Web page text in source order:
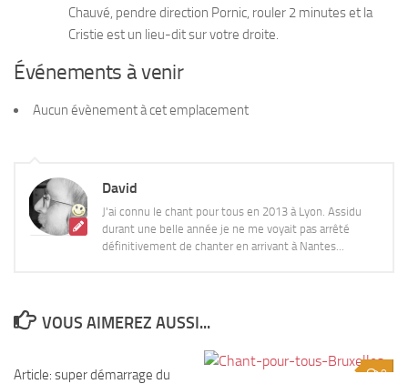
Chauvé, pendre direction Pornic, rouler 2 minutes et la
Cristie est un lieu-dit sur votre droite.
Événements à venir
Aucun évènement à cet emplacement
David
J'ai connu le chant pour tous en 2013 à Lyon. Assidu
durant une belle année je ne me voyait pas arrêté
définitivement de chanter en arrivant à Nantes...
VOUS AIMEREZ AUSSI...
Article: super démarrage du
0